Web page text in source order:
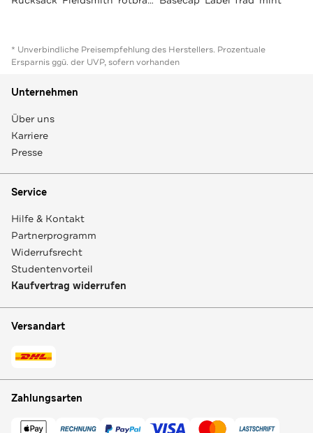
* Unverbindliche Preisempfehlung des Herstellers. Prozentuale
Ersparnis ggü. der UVP, sofern vorhanden
Unternehmen
Über uns
Karriere
Presse
Service
Hilfe & Kontakt
Partnerprogramm
Widerrufsrecht
Studentenvorteil
Kaufvertrag widerrufen
Versandart
Zahlungsarten